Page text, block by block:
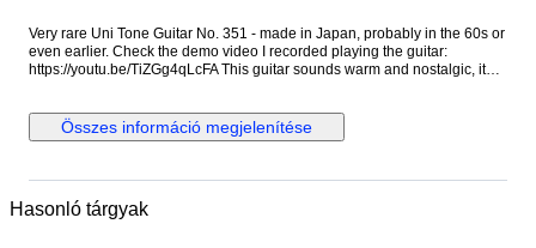
Very rare Uni Tone Guitar No. 351 - made in Japan, probably in the 60s or
even earlier. Check the demo video I recorded playing the guitar:
https://youtu.be/TiZGg4qLcFA This guitar sounds warm and nostalgic, it
Country sound that sounds authentically 'old' and lo-fi, this is the guitar.
The guitar is playable but the string height is higher than normal.
anything too technical or fast or if you expect low action, this guitar is not
played over the years and it shows. It has scratches, blemishes and
Összes információ megjelenítése
Hasonló tárgyak